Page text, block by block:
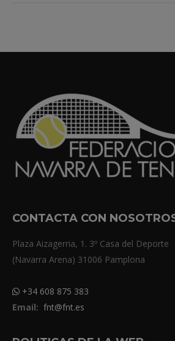
CONTACTA CON
Plaza Aizagerria, 1. 3º Casa del Deporte
(Navarra Arena) 31006 Pamplona
+34 608 875 383
Email: fnt@fnt.es